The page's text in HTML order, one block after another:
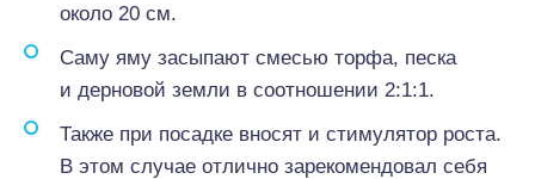
около 20 см.
Саму яму засыпают смесью торфа, песка
и дерновой земли в соотношении 2:1:1.
Также при посадке вносят и стимулятор роста.
В этом случае отлично зарекомендовал себя